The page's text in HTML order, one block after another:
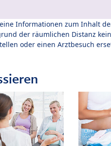
Informationen zum Inhalt
der räumlichen Distanz
oder einen Arztbesuch